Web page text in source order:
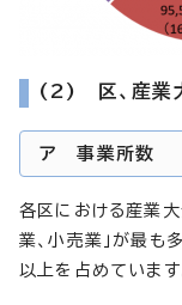
(2) 区、産業
ア 事業所数
各区における産業
業、小売業」が最も
以上を占めています